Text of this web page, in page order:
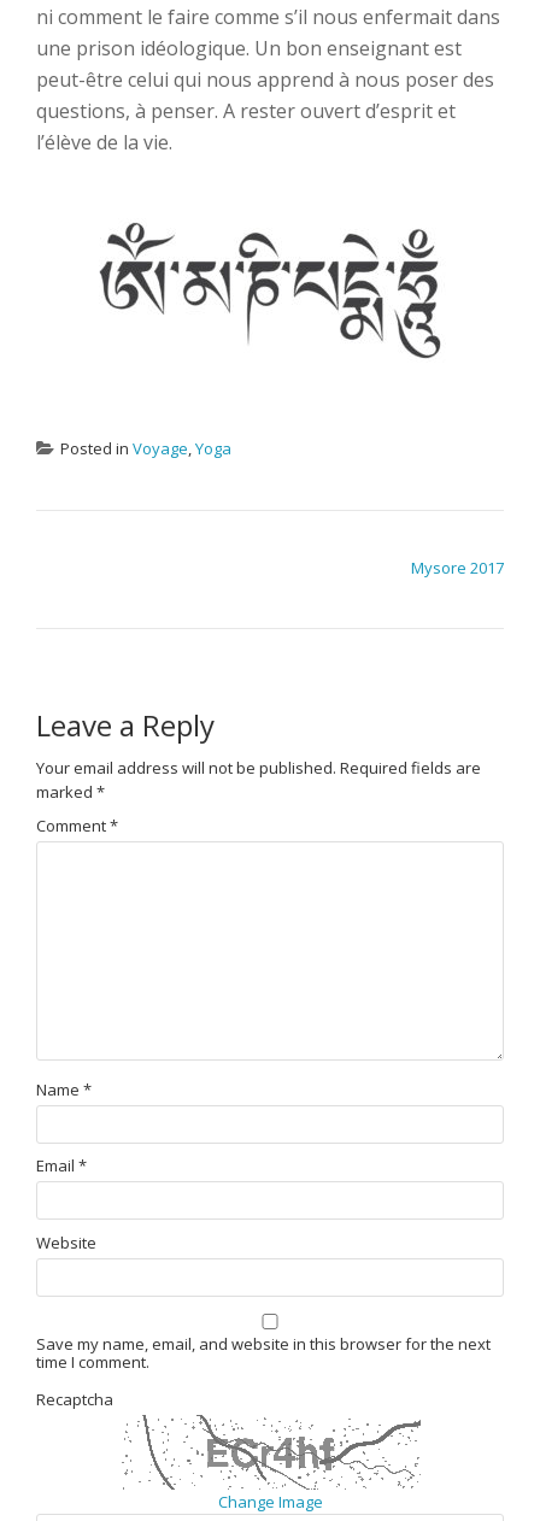
ni comment le faire comme s’il nous enfermait dans
une prison idéologique. Un bon enseignant est
peut-être celui qui nous apprend à nous poser des
questions, à penser. A rester ouvert d’esprit et
l’élève de la vie.
Posted in Voyage Yoga
Mysore 2017
Leave a Reply
Your email address will not be published. Required fields are
marked *
Comment*
Name *
Email *
Website
Save my name, email, and website in this browser for the next
time I comment.
Recaptcha
Change Image